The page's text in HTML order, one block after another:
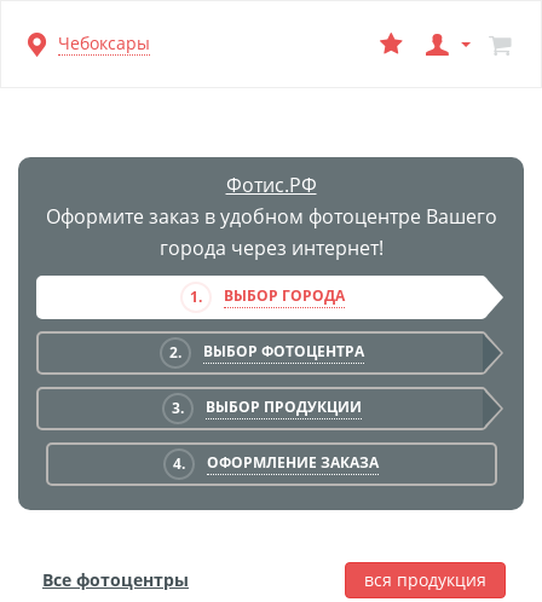
Перейти
к
Чебоксары
Фотис.РФ
Оформите заказ в удобном фотоцентре Вашего
города через интернет!
1. ВЫБОР ГОРОДА
2. ВЫБОР ФОТОЦЕНТРА
3. ВЫБОР ПРОДУКЦИИ
4. ОФОРМЛЕНИЕ ЗАКАЗА
Все фотоцентры
вся продукция